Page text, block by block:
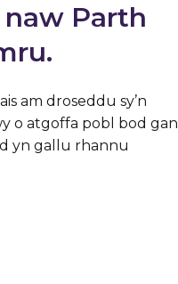
Parth
am droseddu sy’n
o atgoffa pobl bod gan
yn gallu rhannu